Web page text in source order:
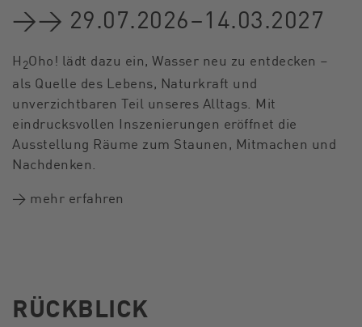
→→ 29.07.2026–14.03.2027
H 2Oho! lädt dazu ein, Wasser neu zu entdecken –
als Quelle des Lebens, Naturkraft und
unverzichtbaren Teil unseres Alltags. Mit
eindrucksvollen Inszenierungen eröffnet die
Ausstellung Räume zum Staunen, Mitmachen und
Nachdenken.
→ mehr erfahren
RÜCKBLICK